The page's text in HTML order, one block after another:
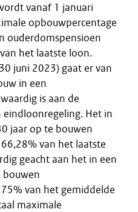
vanaf 1 januari
opbouwpercentage
ouderdomspensioen
het laatste loon.
juni 2023) gaat er van
in een
is aan de
Het in
jaar op te bouwen
van het laatste
geacht aan het in een
bouwen
van het gemiddelde
maximale